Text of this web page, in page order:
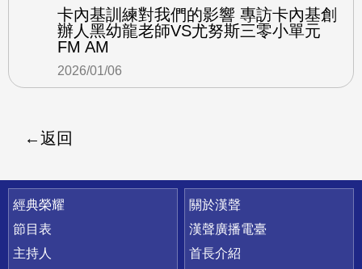
卡內基訓練對我們的影響 專訪卡內基創
辦人黑幼龍老師VS尤努斯三零小單元
FM AM
2026/01/06
返回
快速連結
經典榮耀
節目表
主持人
關於漢聲
漢聲廣播電臺
首長介紹